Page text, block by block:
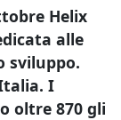
Helix
alle
sviluppo.
I
oltre 870 gli